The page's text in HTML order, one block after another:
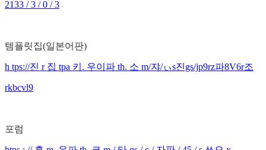
2133 / 3 / 0 / 3
템플릿집(일본어판)
h tps://진 r 집 tpa 키. 우이파 th. 소 m/쟈/ぃs진gs/jp9rz파8V6r조
rkbcvl9
포럼